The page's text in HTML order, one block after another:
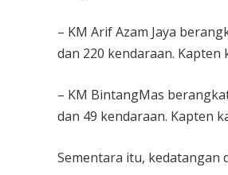
– KM Arif Azam Jaya
dan 220 kendaraan. Kapten
– KM BintangMas
dan 49 kendaraan. Kapten
Sementara itu, kedatangan